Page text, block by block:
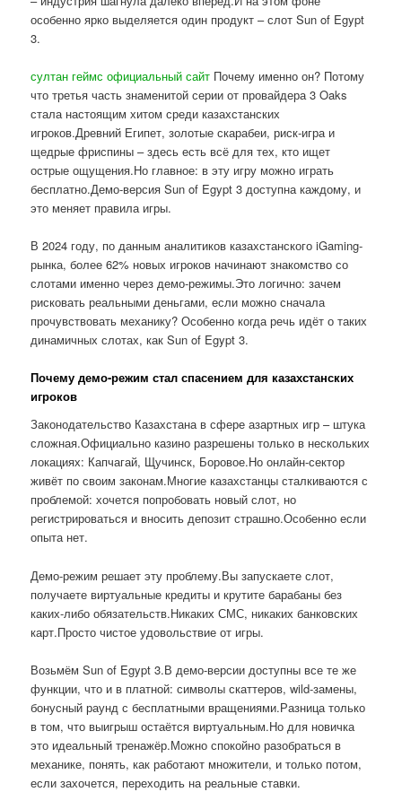
особенно ярко выделяется один продукт – слот Sun of Egypt
3.
султан геймс официальный сайт Почему именно он? Потому
что третья часть знаменитой серии от провайдера 3 Oaks
стала настоящим хитом среди казахстанских
игроков.Древний Египет, золотые скарабеи, риск-игра и
щедрые фриспины – здесь есть всё для тех, кто ищет
острые ощущения.Но главное: в эту игру можно играть
бесплатно.Демо-версия Sun of Egypt 3 доступна каждому, и
это меняет правила игры.
В 2024 году, по данным аналитиков казахстанского iGaming-
рынка, более 62% новых игроков начинают знакомство со
слотами именно через демо-режимы.Это логично: зачем
рисковать реальными деньгами, если можно сначала
прочувствовать механику? Особенно когда речь идёт о таких
динамичных слотах, как Sun of Egypt 3.
Почему демо-режим стал спасением для казахстанских
игроков
Законодательство Казахстана в сфере азартных игр – штука
сложная.Официально казино разрешены только в нескольких
локациях: Капчагай, Щучинск, Боровое.Но онлайн-сектор
живёт по своим законам.Многие казахстанцы сталкиваются с
проблемой: хочется попробовать новый слот, но
регистрироваться и вносить депозит страшно.Особенно если
опыта нет.
Демо-режим решает эту проблему.Вы запускаете слот,
получаете виртуальные кредиты и крутите барабаны без
каких-либо обязательств.Никаких СМС, никаких банковских
карт.Просто чистое удовольствие от игры.
Возьмём Sun of Egypt 3.В демо-версии доступны все те же
функции, что и в платной: символы скаттеров, wild-замены,
бонусный раунд с бесплатными вращениями.Разница только
в том, что выигрыш остаётся виртуальным.Но для новичка
это идеальный тренажёр.Можно спокойно разобраться в
механике, понять, как работают множители, и только потом,
если захочется, переходить на реальные ставки.